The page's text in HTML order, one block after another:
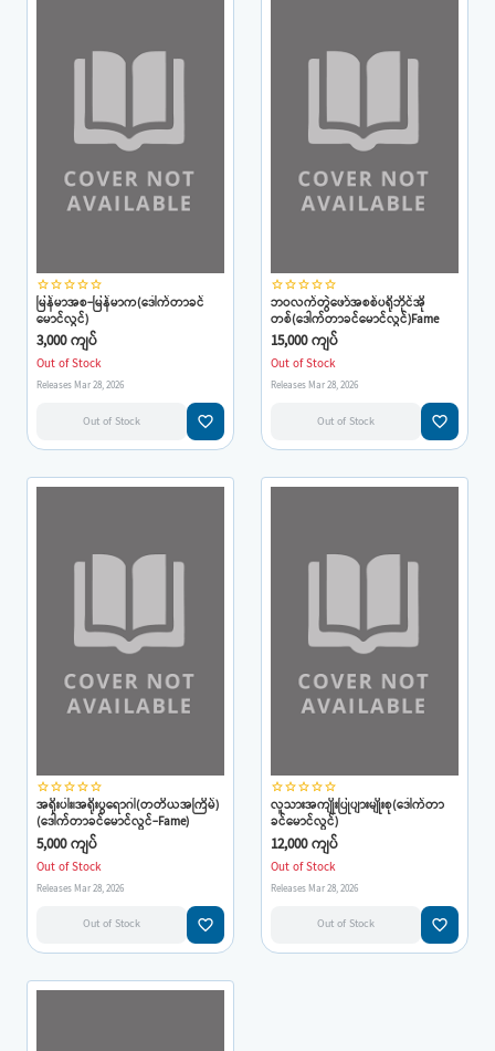
star_borderstar_borderstar_borderstar_borderstar_border
မြန်မာအစ-မြန်မာက(ဒေါက်တာခင်
မောင်လွင်)
3,000 ကျပ်
Out of Stock
Releases Mar 28, 2026
Out of Stock favorite_border
star_borderstar_borderstar_borderstar_borderstar_border
ဘဝလက်တွဲဖော်အစစ်ပရိုဘိုင်အို
တစ်(ဒေါက်တာခင်မောင်လွင်)Fame
15,000 ကျပ်
Out of Stock
Releases Mar 28, 2026
Out of Stock favorite_border
star_borderstar_borderstar_borderstar_borderstar_border
အရိုးပါး၊အရိုးပွရောဂါ(တတိယအကြိမ်)
(ဒေါက်တာခင်မောင်လွင်-Fame)
5,000 ကျပ်
Out of Stock
Releases Mar 28, 2026
Out of Stock favorite_border
star_borderstar_borderstar_borderstar_borderstar_border
လူသားအကျိုးပြုပျားမျိုးစု(ဒေါက်တာ
ခင်မောင်လွင်)
12,000 ကျပ်
Out of Stock
Releases Mar 28, 2026
Out of Stock favorite_border